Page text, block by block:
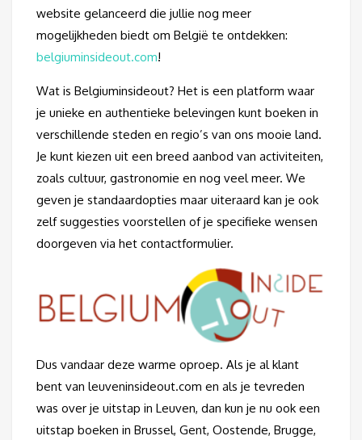
website gelanceerd die jullie nog meer
mogelijkheden biedt om België te ontdekken:
belgiuminsideout.com!
Wat is Belgiuminsideout? Het is een platform waar
je unieke en authentieke belevingen kunt boeken in
verschillende steden en regio’s van ons mooie land.
Je kunt kiezen uit een breed aanbod van activiteiten,
zoals cultuur, gastronomie en nog veel meer. We
geven je standaardopties maar uiteraard kan je ook
zelf suggesties voorstellen of je specifieke wensen
doorgeven via het contactformulier.
Dus vandaar deze warme oproep. Als je al klant
bent van leuveninsideout.com en als je tevreden
was over je uitstap in Leuven, dan kun je nu ook een
uitstap boeken in Brussel, Gent, Oostende, Brugge,